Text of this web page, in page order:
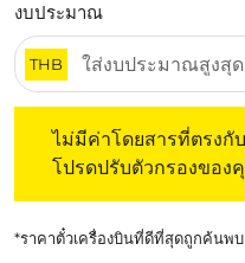
งบประมาณ
THB
ไม่มีค่าโดยสารที่ตรง
โปรดปรับตัวกรองของ
*ราคาตั๋วเครื่องบินที่ดีที่สุดถูกค้นพ